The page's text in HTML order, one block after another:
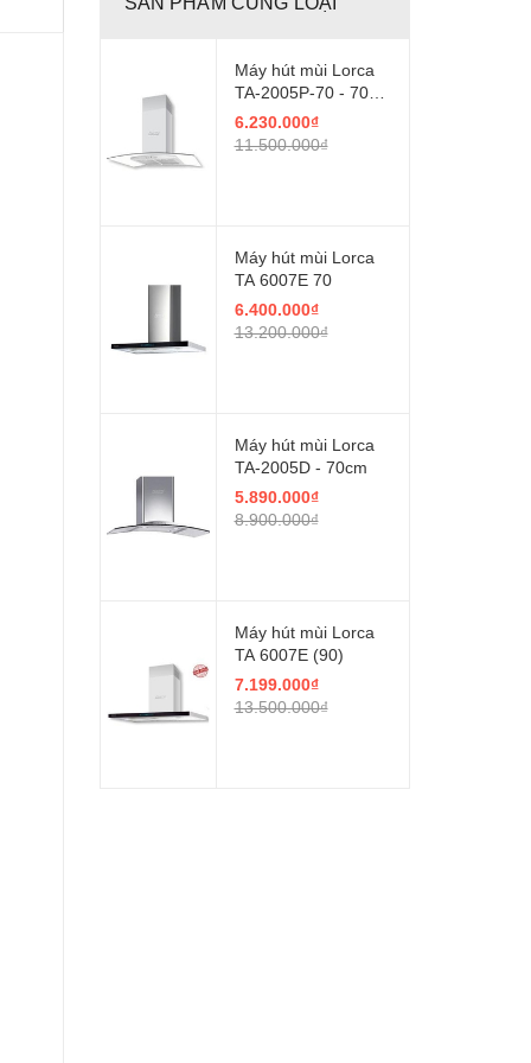
Máy hút mùi Lorca
TA-2005P-70 - 70
cm
6.230.000₫
11.500.000₫
Máy hút mùi Lorca
TA 6007E 70
6.400.000₫
13.200.000₫
Máy hút mùi Lorca
TA-2005D - 70cm
5.890.000₫
8.900.000₫
Máy hút mùi Lorca
TA 6007E (90)
7.199.000₫
13.500.000₫